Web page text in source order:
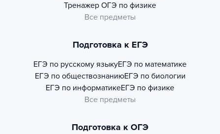
Тренажер ОГЭ по физике
Все предметы
Подготовка к ЕГЭ
ЕГЭ по русскому языкуЕГЭ по математике
ЕГЭ по обществознаниюЕГЭ по биологии
ЕГЭ по информатикеЕГЭ по физике
Все предметы
Подготовка к ОГЭ